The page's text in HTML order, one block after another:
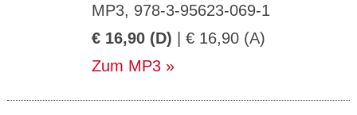
MP3, 978-3-95623-069-1
€ 16,90 (D) | € 16,90 (A)
Zum MP3